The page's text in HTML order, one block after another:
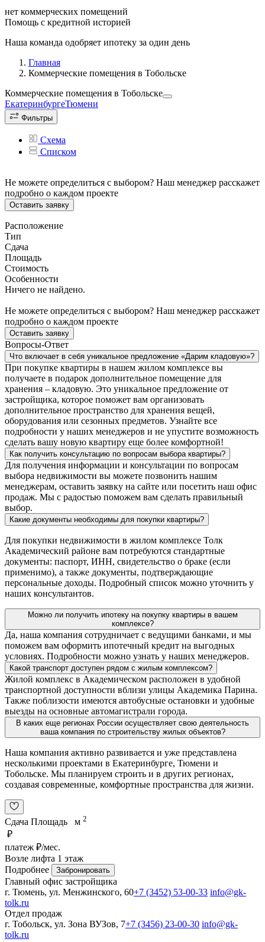
нет коммерческих помещений
Помощь с кредитной историей
Наша команда одобряет ипотеку за один день
Главная
Коммерческие помещения в Тобольске
Коммерческие помещения в Тобольске
ЕкатеринбургеТюмени
Фильтры
Схема
Списком
Не можете определиться с выбором? Наш менеджер расскажет
подробно о каждом проекте
Оставить заявку
Расположение
Тип
Сдача
Площадь
Стоимость
Особенности
Ничего не найдено.
Не можете определиться с выбором? Наш менеджер расскажет
подробно о каждом проекте
Оставить заявку
Вопросы-Ответ
Что включает в себя уникальное предложение «Дарим кладовую»?
При покупке квартиры в нашем жилом комплексе вы
получаете в подарок дополнительное помещение для
хранения – кладовую. Это уникальное предложение от
застройщика, которое поможет вам организовать
дополнительное пространство для хранения вещей,
оборудования или сезонных предметов. Узнайте все
подробности у наших менеджеров и не упустите возможность
сделать вашу новую квартиру еще более комфортной!
Как получить консультацию по вопросам выбора квартиры?
Для получения информации и консультации по вопросам
выбора недвижимости вы можете позвонить нашим
менеджерам, оставить заявку на сайте или посетить наш офис
продаж. Мы с радостью поможем вам сделать правильный
выбор.
Какие документы необходимы для покупки квартиры?
Для покупки недвижимости в жилом комплексе Толк
Академический районе вам потребуются стандартные
документы: паспорт, ИНН, свидетельство о браке (если
применимо), а также документы, подтверждающие
персональные доходы. Подробный список можно уточнить у
наших консультантов.
Можно ли получить ипотеку на покупку квартиры в вашем
комплексе?
Да, наша компания сотрудничает с ведущими банками, и мы
поможем вам оформить ипотечный кредит на выгодных
условиях. Подробности можно узнать у наших менеджеров.
Какой транспорт доступен рядом с жилым комплексом?
Жилой комплекс в Академическом расположен в удобной
транспортной доступности вблизи улицы Академика Парина.
Также поблизости имеются автобусные остановки и удобные
выезды на основные автомагистрали города.
В каких еще регионах России осуществляет свою деятельность
ваша компания по строительству жилых объектов?
Наша компания активно развивается и уже представлена
несколькими проектами в Екатеринбурге, Тюмени и
Тобольске. Мы планируем строить и в других регионах,
создавая современные, комфортные пространства для жизни.
Сдача Площадь м 2
₽
платеж ₽/мес.
Возле лифта 1 этаж
Подробнее
Забронировать
Главный офис застройщика
г. Тюмень, ул. Менжинского, 60+7 (3452) 53-00-33 info@gk-
tolk.ru
Отдел продаж
г. Тобольск, ул. Зона ВУЗов, 7+7 (3456) 23-00-30 info@gk-
tolk.ru